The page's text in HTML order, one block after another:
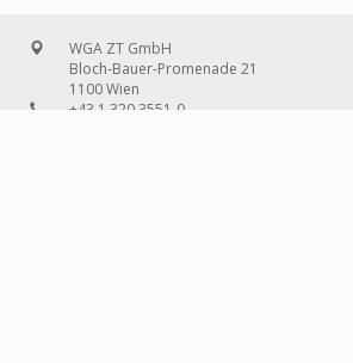
WGA ZT GmbH
Bloch-Bauer-Promenade 21
1100 Wien
+43 1 320 3551-0